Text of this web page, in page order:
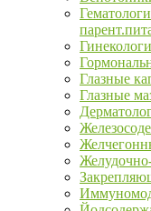
Глазные
Глазные